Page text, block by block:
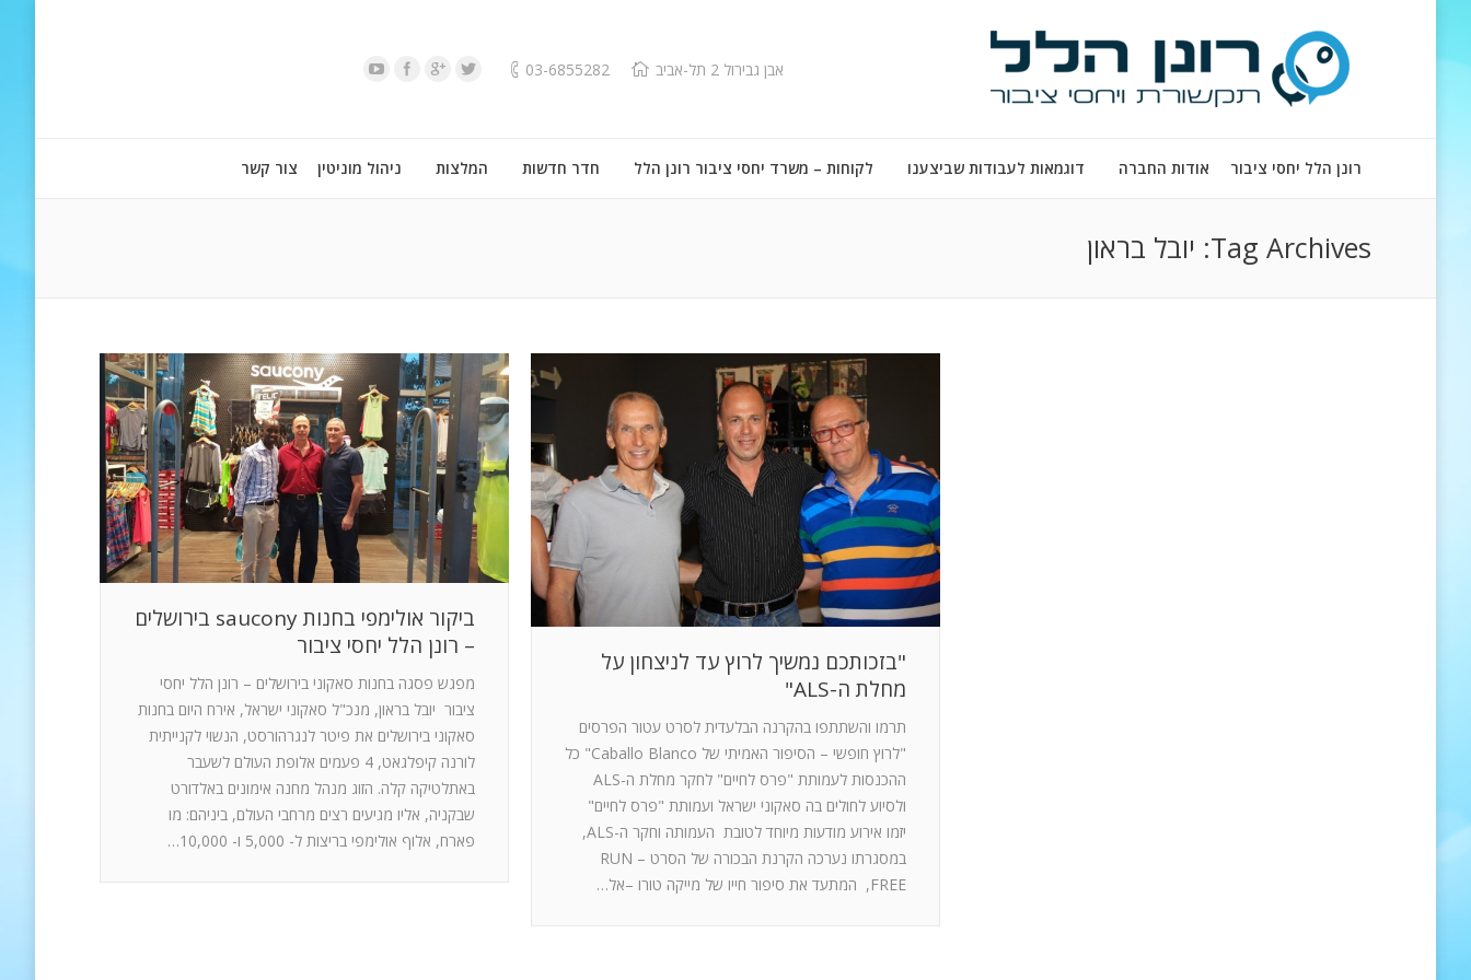
אבן גבירול 2 תל-אביב 03-6855282
רונן הלל יחסי ציבור אודות החברה דוגמאות לעבודות שביצענו לקוחות – משרד יחסי ציבור רונן הלל חדר חדשות המלצות ניהול מוניטין צור קשר
Tag Archives: יובל בראון
ביקור אולימפי בחנות saucony בירושלים
– רונן הלל יחסי ציבור
מפגש פסגה בחנות סאקוני בירושלים – רונן הלל יחסי
ציבור יובל בראון, מנכ"ל סאקוני ישראל, אירח היום בחנות
סאקוני בירושלים את פיטר לנגרהורסט, הנשוי לקנייתית
לורנה קיפלגאט, 4 פעמים אלופת העולם לשעבר
באתלטיקה קלה. הזוג מנהל מחנה אימונים באלדורט
שבקניה, אליו מגיעים רצים מרחבי העולם, ביניהם: מו
פארח, אלוף אולימפי בריצות ל- 5,000 ו- 10,000…
"בזכותכם נמשיך לרוץ עד לניצחון על
מחלת ה-ALS"
תרמו והשתתפו בהקרנה הבלעדית לסרט עטור הפרסים
"לרוץ חופשי – הסיפור האמיתי של Caballo Blanco" כל
ההכנסות לעמותת "פרס לחיים" לחקר מחלת ה-ALS
ולסיוע לחולים בה סאקוני ישראל ועמותת "פרס לחיים"
יזמו אירוע מודעות מיוחד לטובת העמותה וחקר ה-ALS,
במסגרתו נערכה הקרנת הבכורה של הסרט – RUN
FREE, המתעד את סיפור חייו של מייקה טורו –אל…